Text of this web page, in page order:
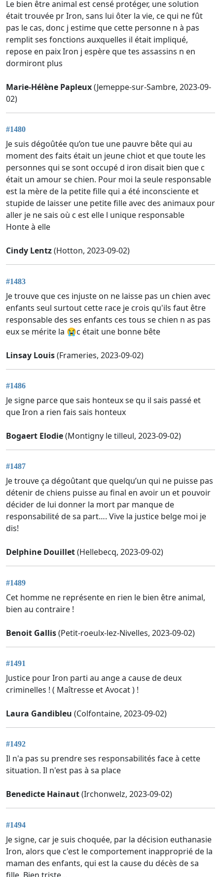
Le bien être animal est censé protéger, une solution
était trouvée pr Iron, sans lui ôter la vie, ce qui ne fût
pas le cas, donc j estime que cette personne n à pas
remplit ses fonctions auxquelles il était impliqué,
repose en paix Iron j espère que tes assassins n en
dormiront plus
Marie-Hélène Papleux(Jemeppe-sur-Sambre, 2023-09-
02)
#1480
Je suis dégoûtée qu’on tue une pauvre bête qui au
moment des faits était un jeune chiot et que toute les
personnes qui se sont occupé d iron disait bien que c
était un amour se chien. Pour moi la seule responsable
est la mère de la petite fille qui a été inconsciente et
stupide de laisser une petite fille avec des animaux pour
aller je ne sais où c est elle l unique responsable
Honte à elle
Cindy Lentz(Hotton, 2023-09-02)
#1483
Je trouve que ces injuste on ne laisse pas un chien avec
enfants seul surtout cette race je crois qu'ils faut être
responsable des ses enfants ces tous se chien n as pas
eux se mérite la 😭c était une bonne bête
Linsay Louis(Frameries, 2023-09-02)
#1486
Je signe parce que sais honteux se qu il sais passé et
que Iron a rien fais sais honteux
Bogaert Elodie(Montigny le tilleul, 2023-09-02)
#1487
Je trouve ça dégoûtant que quelqu’un qui ne puisse pas
détenir de chiens puisse au final en avoir un et pouvoir
décider de lui donner la mort par manque de
responsabilité de sa part…. Vive la justice belge moi je
dis!
Delphine Douillet(Hellebecq, 2023-09-02)
#1489
Cet homme ne représente en rien le bien être animal,
bien au contraire !
Benoit Gallis(Petit-roeulx-lez-Nivelles, 2023-09-02)
#1491
Justice pour Iron parti au ange a cause de deux
criminelles ! ( Maîtresse et Avocat ) !
Laura Gandibleu (Colfontaine, 2023-09-02)
#1492
Il n'a pas su prendre ses responsabilités face à cette
situation. Il n'est pas à sa place
Benedicte Hainaut(Irchonwelz, 2023-09-02)
#1494
Je signe, car je suis choquée, par la décision euthanasie
Iron, alors que c'est le comportement inapproprié de la
maman des enfants, qui est la cause du décès de sa